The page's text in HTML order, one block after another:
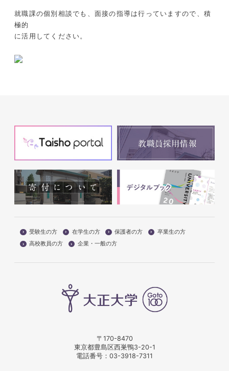
就職課の個別相談でも、面接の指導は行っていますので、積
極的
に活用してください。
受験生の方 在学生の方 保護者の方
卒業生の方
高校教員の方
企業・一般の方
〒170-8470
東京都豊島区西巣鴨3-20-1
電話番号： 03-3918-7311